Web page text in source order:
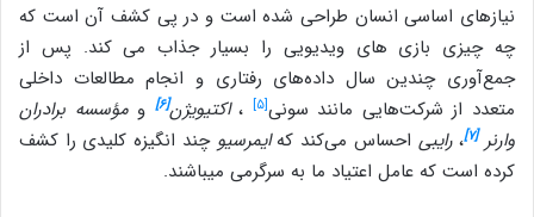
نیازهای اساسی انسان طراحی شده است و در پی کشف آن است که
چه چیزی بازی های ویدیویی را بسیار جذاب می کند. پس از
جمع‌آوری چندین سال داده‌های رفتاری و انجام مطالعات داخلی
متعدد از شرکت‌هایی مانند سونی[۵] ،اکتیویژن[۶] ومؤسسه برادران
وارنر[۷] ،رایبی احساس می‌کند کهایمرسیو چند انگیزه کلیدی را کشف
کرده است که عامل اعتیاد ما به سرگرمی می‎باشند.